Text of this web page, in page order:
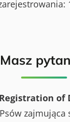
Masz
of